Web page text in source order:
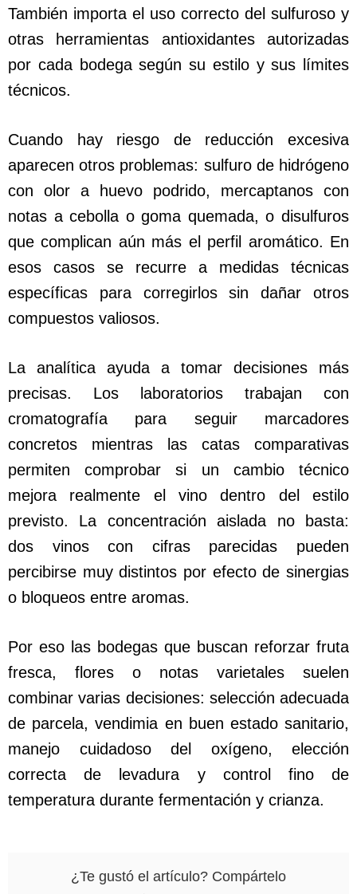
También importa el uso correcto del sulfuroso y
otras herramientas antioxidantes autorizadas
por cada bodega según su estilo y sus límites
técnicos.
Cuando hay riesgo de reducción excesiva
aparecen otros problemas: sulfuro de hidrógeno
con olor a huevo podrido, mercaptanos con
notas a cebolla o goma quemada, o disulfuros
que complican aún más el perfil aromático. En
esos casos se recurre a medidas técnicas
específicas para corregirlos sin dañar otros
compuestos valiosos.
La analítica ayuda a tomar decisiones más
precisas. Los laboratorios trabajan con
cromatografía para seguir marcadores
concretos mientras las catas comparativas
permiten comprobar si un cambio técnico
mejora realmente el vino dentro del estilo
previsto. La concentración aislada no basta:
dos vinos con cifras parecidas pueden
percibirse muy distintos por efecto de sinergias
o bloqueos entre aromas.
Por eso las bodegas que buscan reforzar fruta
fresca, flores o notas varietales suelen
combinar varias decisiones: selección adecuada
de parcela, vendimia en buen estado sanitario,
manejo cuidadoso del oxígeno, elección
correcta de levadura y control fino de
temperatura durante fermentación y crianza.
¿Te gustó el artículo? Compártelo